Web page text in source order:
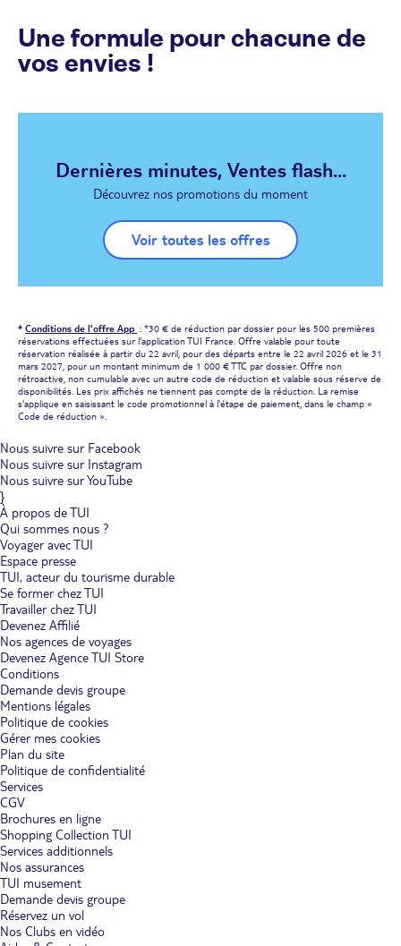
Une formule pour chacune de
vos envies !
Dernières minutes, Ventes flash...
Découvrez nos promotions du moment
Voir toutes les offres
* Conditions de l'offre App : *30 € de réduction par dossier pour les 500 premières
réservations effectuées sur l'application TUI France. Offre valable pour toute
réservation réalisée à partir du 22 avril, pour des départs entre le 22 avril 2026 et le 31
mars 2027, pour un montant minimum de 1 000 € TTC par dossier. Offre non
rétroactive, non cumulable avec un autre code de réduction et valable sous réserve de
disponibilités. Les prix affichés ne tiennent pas compte de la réduction. La remise
s'applique en saisissant le code promotionnel à l'étape de paiement, dans le champ «
Code de réduction ».
Nous suivre sur Facebook
Nous suivre sur Instagram
Nous suivre sur YouTube
}
À propos de TUI
Qui sommes nous ?
Voyager avec TUI
Espace presse
TUI, acteur du tourisme durable
Se former chez TUI
Travailler chez TUI
Devenez Affilié
Nos agences de voyages
Devenez Agence TUI Store
Conditions
Demande devis groupe
Mentions légales
Politique de cookies
Gérer mes cookies
Plan du site
Politique de confidentialité
Services
CGV
Brochures en ligne
Shopping Collection TUI
Services additionnels
Nos assurances
TUI musement
Demande devis groupe
Réservez un vol
Nos Clubs en vidéo